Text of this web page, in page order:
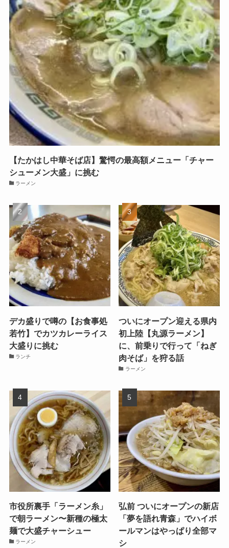
【たかはし中華そば店】驚愕の最高額メニュー「チャー
シューメン大盛」に挑む
ラーメン
デカ盛りで噂の【お食事処
若竹】でカツカレーライス
大盛りに挑む
ランチ
ついにオープン迎える県内
初上陸【丸源ラーメン】
に、前乗りで行って「ねぎ
肉そば」を狩る話
ラーメン
市役所裏手「ラーメン糸」
で朝ラーメン〜新種の極太
麺で大盛チャーシュー
ラーメン
弘前 ついにオープンの新店
「夢を語れ青森」でハイボ
ールマンはやっぱり全部マ
シ